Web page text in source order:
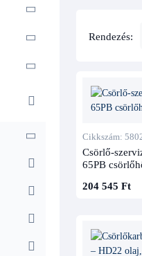
Rendezés:
Cikkszám:
Csörlő-
65PB
204 545 Ft